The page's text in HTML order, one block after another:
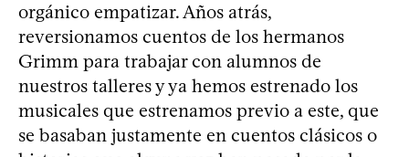
orgánico empatizar. Años atrás,
reversionamos cuentos de los hermanos
Grimm para trabajar con alumnos de
nuestros talleres y ya hemos estrenado los
musicales que estrenamos previo a este, que
se basaban justamente en cuentos clásicos o